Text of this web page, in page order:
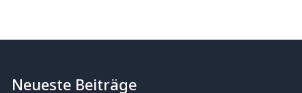
Neueste Beiträge